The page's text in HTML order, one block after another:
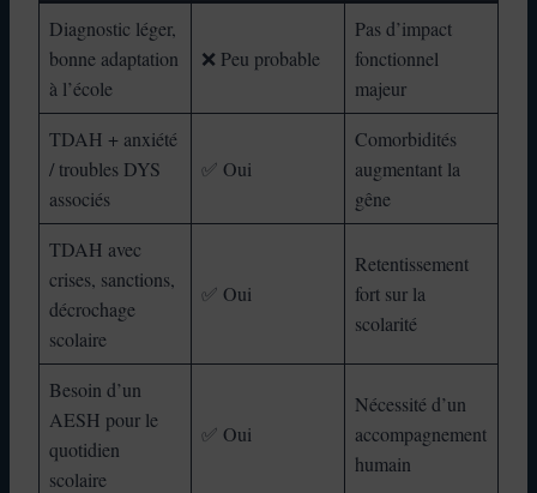
Diagnostic léger,
bonne adaptation
à l’école
❌ Peu probable
Pas d’impact
fonctionnel
majeur
TDAH + anxiété
/ troubles DYS
associés
✅ Oui
Comorbidités
augmentant la
gêne
TDAH avec
crises, sanctions,
décrochage
scolaire
✅ Oui
Retentissement
fort sur la
scolarité
Besoin d’un
AESH pour le
quotidien
scolaire
✅ Oui
Nécessité d’un
accompagnement
humain